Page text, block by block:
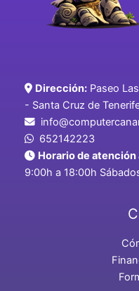
Dirección: Paseo
- Santa Cruz de
652142223
Horario de
9:00h a 18:00h